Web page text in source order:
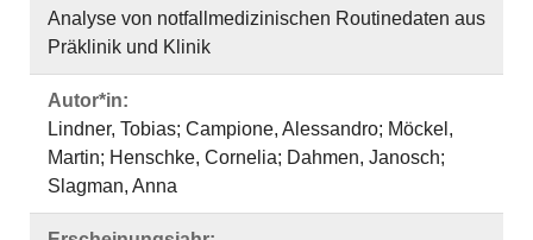
Analyse von notfallmedizinischen Routinedaten aus
Präklinik und Klinik
Autor*in:
Lindner, Tobias; Campione, Alessandro; Möckel,
Martin; Henschke, Cornelia; Dahmen, Janosch;
Slagman, Anna